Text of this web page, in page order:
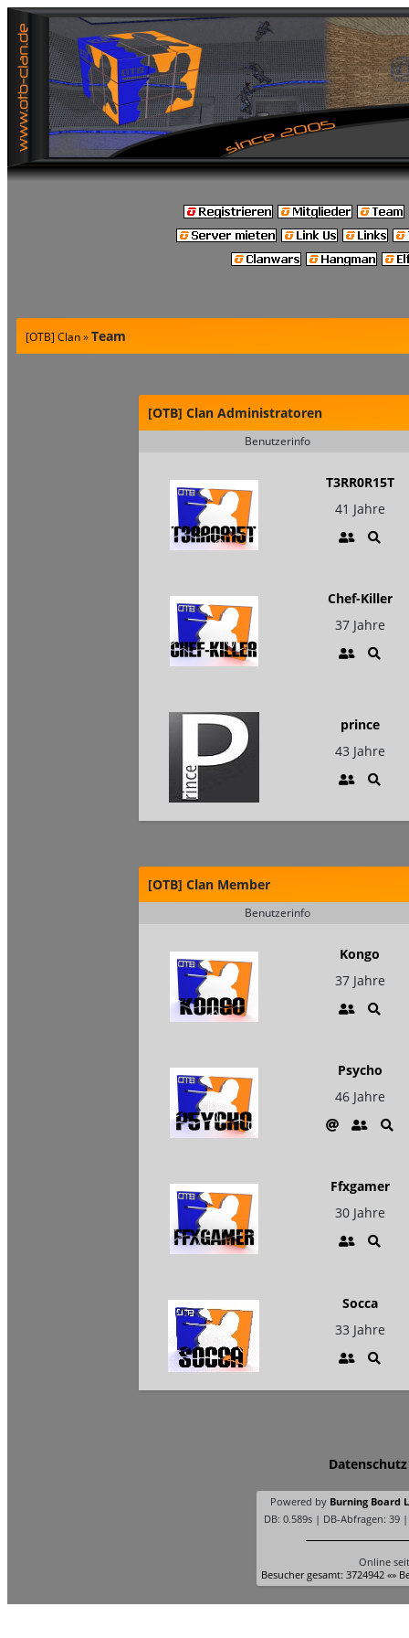
[OTB] Clan»Team
[OTB] Clan Administratoren
Benutzerinfo
T3RR0R15T
41 Jahre
Chef-Killer
37 Jahre
prince
43 Jahre
[OTB] Clan Member
Benutzerinfo
Kongo
37 Jahre
Psycho
46 Jahre
Ffxgamer
30 Jahre
Socca
33 Jahre
Datenschutz
Powered by Burning Board
DB: 0.589s | DB-Abfragen: 39
Online
Besucher gesamt: 3724942 «»